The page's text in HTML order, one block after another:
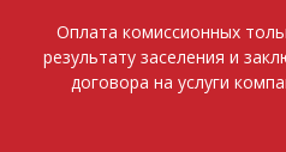
Оплата комиссионных
результату заселения и
договора на услуги